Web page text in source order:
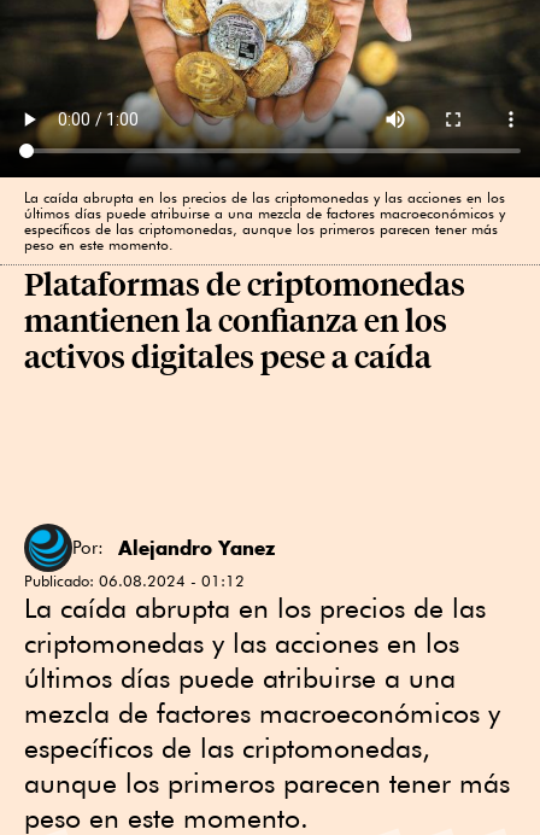
La caída abrupta en los precios de las criptomonedas y las acciones en los
últimos días puede atribuirse a una mezcla de factores macroeconómicos y
específicos de las criptomonedas, aunque los primeros parecen tener más
peso en este momento.
Plataformas de criptomonedas
mantienen la confianza en los
activos digitales pese a caída
Por: Alejandro Yanez
Publicado: 06.08.2024 - 01:12
La caída abrupta en los precios de las
criptomonedas y las acciones en los
últimos días puede atribuirse a una
mezcla de factores macroeconómicos y
específicos de las criptomonedas,
aunque los primeros parecen tener más
peso en este momento.